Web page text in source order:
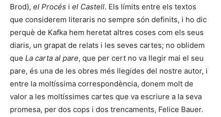
Brod), el Procés i el Castell. Els límits entre els textos
que considerem literaris no sempre són definits, i ho dic
perquè de Kafka hem heretat altres coses com els seus
diaris, un grapat de relats i les seves cartes; no oblidem
que La carta al pare, que per cert no va llegir mai el seu
pare, és una de les obres més llegides del nostre autor, i
entre la moltíssima correspondència, donem molt de
valor a les moltíssimes cartes que va escriure a la seva
promesa, per dos cops i dos trencaments, Felice Bauer.